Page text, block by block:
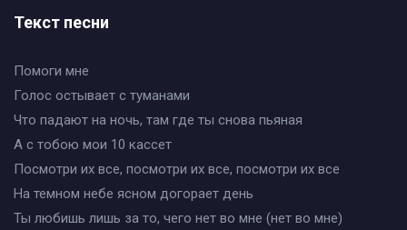
Текст песни
Помоги мне
Голос остывает с туманами
Что падают на ночь, там где ты снова пьяная
А с тобою мои 10 кассет
Посмотри их все, посмотри их все, посмотри их все
На темном небе ясном догорает день
Ты любишь лишь за то, чего нет во мне (нет во мне)